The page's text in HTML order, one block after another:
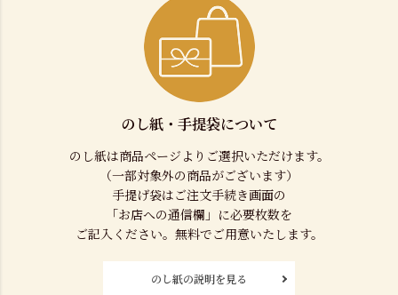
のし紙・手提袋について
のし紙は商品ページよりご選択いただけます。
（一部対象外の商品がございます）
手提げ袋はご注文手続き画面の
「お店への通信欄」に必要枚数を
ご記入ください。無料でご用意いたします。
のし紙の説明を見る